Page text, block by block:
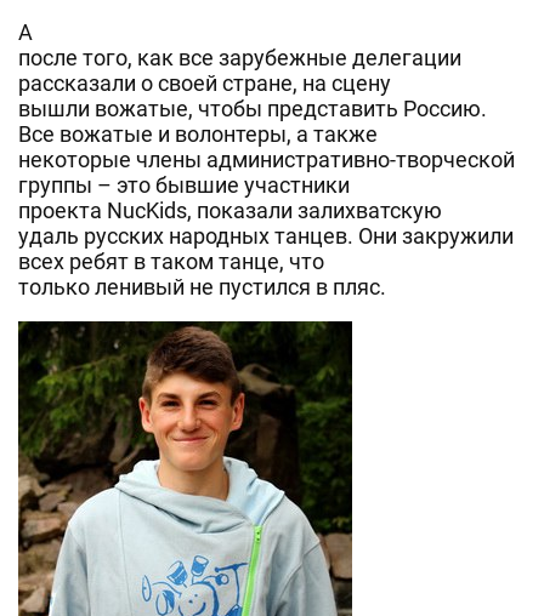
А
после того, как все зарубежные делегации
рассказали о своей стране, на сцену
вышли вожатые, чтобы представить Россию.
Все вожатые и волонтеры, а также
некоторые члены административно-творческой
группы – это бывшие участники
проекта NucKids, показали залихватскую
удаль русских народных танцев. Они закружили
всех ребят в таком танце, что
только ленивый не пустился в пляс.